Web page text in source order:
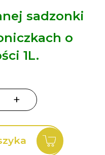
sadzonki
o
1L.
+